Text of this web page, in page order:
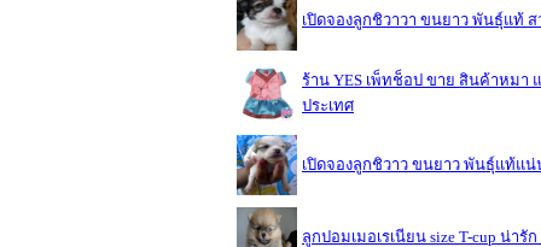
เปิดจองลูกชิวาวา ขนยาว พันธุ์แท้
ร้าน YES เพ็ทช็อป ขาย สินค้าหมา
ประเทศ
เปิดจองลูกชิวาว ขนยาว พันธุ์แท้แน่
ลูกปอมเมอเรเนียน size T-cup น่า